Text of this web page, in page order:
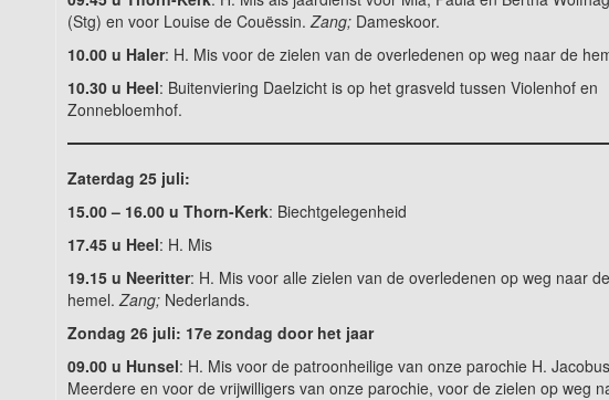
(Stg) en voor Louise de Couëssin.Zang;Dameskoor.
10.00 u Haler: H. Mis voor de zielen van de overledenen op weg naar de
10.30 u Heel: Buitenviering Daelzicht is op het grasveld tussen Violenhof en
Zonnebloemhof.
Zaterdag 25 juli:
15.00 – 16.00 u Thorn-Kerk: Biechtgelegenheid
17.45 u Heel: H. Mis
19.15 u Neeritter: H. Mis voor alle zielen van de overledenen op weg naar de
hemel.Zang;Nederlands.
Zondag 26 juli: 17e zondag door het jaar
09.00 u Hunsel: H. Mis voor de patroonheilige van onze parochie H.
Meerdere en voor de vrijwilligers van onze parochie, voor de zielen op weg